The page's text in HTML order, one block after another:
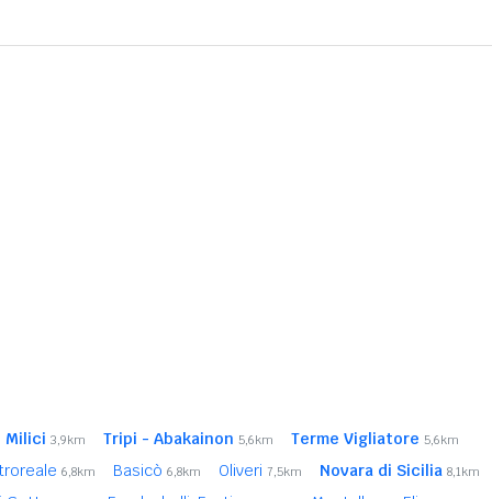
Milici 3,9km Tripi - Abakainon 5,6km Terme Vigliatore 5,6km
6,8km Basicò 6,8km Oliveri 7,5km Novara di Sicilia 8,1km